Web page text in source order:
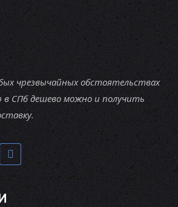
чрезвычайных обстоятельствах
в СПб дешево можно и получить